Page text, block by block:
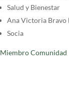
Salud y Bienestar
Ana Victoria Bravo
Socia
Miembro Comunidad